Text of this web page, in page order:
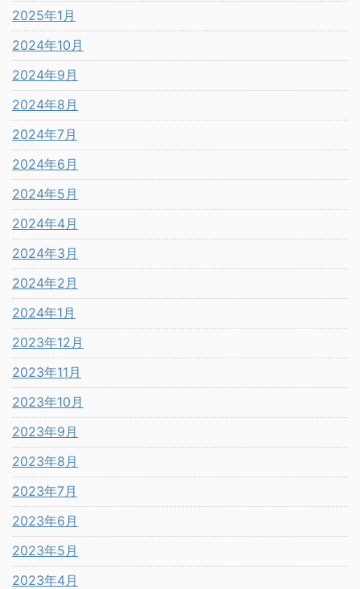
2025年1月
2024年10月
2024年9月
2024年8月
2024年7月
2024年6月
2024年5月
2024年4月
2024年3月
2024年2月
2024年1月
2023年12月
2023年11月
2023年10月
2023年9月
2023年8月
2023年7月
2023年6月
2023年5月
2023年4月